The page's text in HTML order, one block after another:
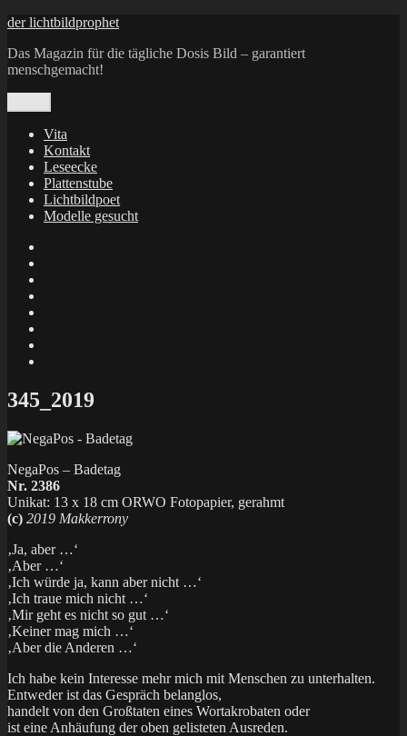
Zum
springen
der lichtbildprophet
Das Magazin für die tägliche Dosis Bild – garantiert
menschgemacht!
Vita
Kontakt
Leseecke
Plattenstube
Lichtbildpoet
Modelle gesucht
X
345_2019
NegaPos – Badetag
Nr. 2386
Unikat: 13 x 18 cm ORWO Fotopapier, gerahmt
(c) 2019 Makkerrony
‚Ja, aber …‘
‚Aber …‘
‚Ich würde ja, kann aber nicht …‘
‚Ich traue mich nicht …‘
‚Mir geht es nicht so gut …‘
‚Keiner mag mich …‘
‚Aber die Anderen …‘
Ich habe kein Interesse mehr mich mit Menschen zu unterhalten.
Entweder ist das Gespräch belanglos,
handelt von den Großtaten eines Wortakrobaten oder
ist eine Anhäufung der oben gelisteten Ausreden.